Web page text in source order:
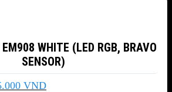
EM908 WHITE (LED RGB, BRAVO
SENSOR)
VNDGiá